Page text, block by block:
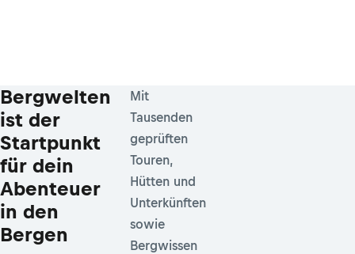
Bergwelten
ist der
Startpunkt
für dein
Abenteuer
in den
Bergen
Mit
Tausenden
geprüften
Touren,
Hütten und
Unterkünften
sowie
Bergwissen